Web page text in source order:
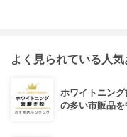
よく見られている人
ホワイトニン
の多い市販品を